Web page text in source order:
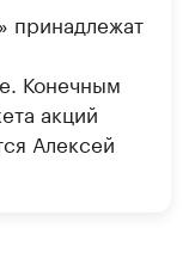
принадлежат
Конечным
акций
Алексей